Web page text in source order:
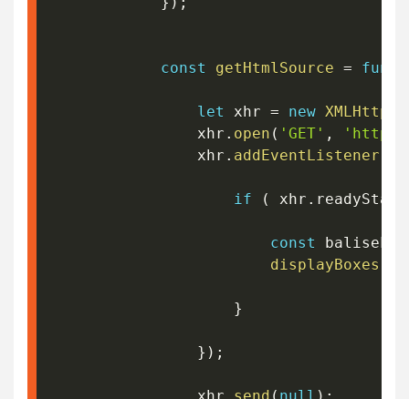
const getHtmlSource =
let xhr = new
				xhr
. open ( 'GET' ,
				xhr
. addEventListener
if ( xhr .
const
displayBoxes
}
} ) ;